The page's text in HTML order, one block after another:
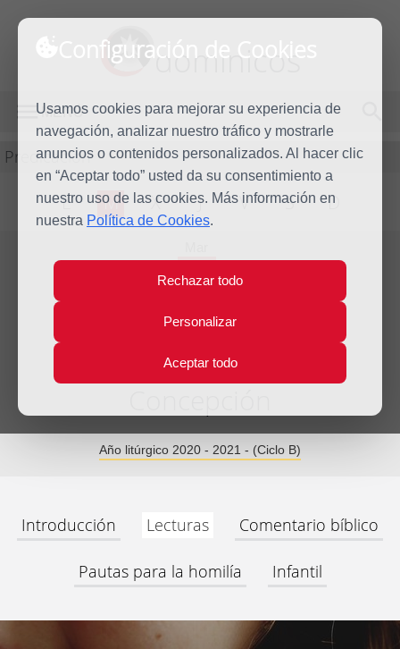
Configuración de Cookies
Usamos cookies para mejorar su experiencia de
navegación, analizar nuestro tráfico y mostrarle
anuncios o contenidos personalizados. Al hacer clic
en “Aceptar todo” usted da su consentimiento a
nuestro uso de las cookies. Más información en
nuestra Política de Cookies.
Rechazar todo
Personalizar
Aceptar todo
dominicos
MENÚ
Predicación
L M X J V S D
8
Dic
Homilía La Inmaculada
Año litúrgico 2020 - 2021 - (Ciclo B)
Introducción Lecturas Comentario bíblico
Pautas para la homilía Infantil